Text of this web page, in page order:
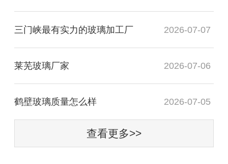
三门峡最有实力的玻璃加工厂 2026-07-07
莱芜玻璃厂家 2026-07-06
鹤壁玻璃质量怎么样 2026-07-05
查看更多>>